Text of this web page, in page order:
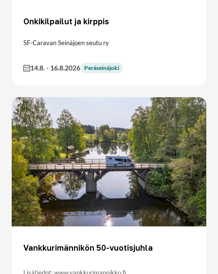
Onkikilpailut ja kirppis
SF-Caravan Seinäjoen seutu ry
14.8.- 16.8.2026 Peräseinäjoki
Vankkurimännikön 50-vuotisjuhla